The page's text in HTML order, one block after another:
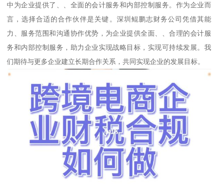
中为企业提供了、、全面的会计服务和内部控制服务。作为企业而
言，选择合适的合作伙伴是关键。深圳鲲鹏志财务公司凭借其能
力、服务范围和沟通协作优势，为企业提供全面、、合理的会计服
务和内部控制服务，助力企业实现战略目标，实现可持续发展。我
们期待与更多企业建立长期合作关系，共同实现企业的发展目标。